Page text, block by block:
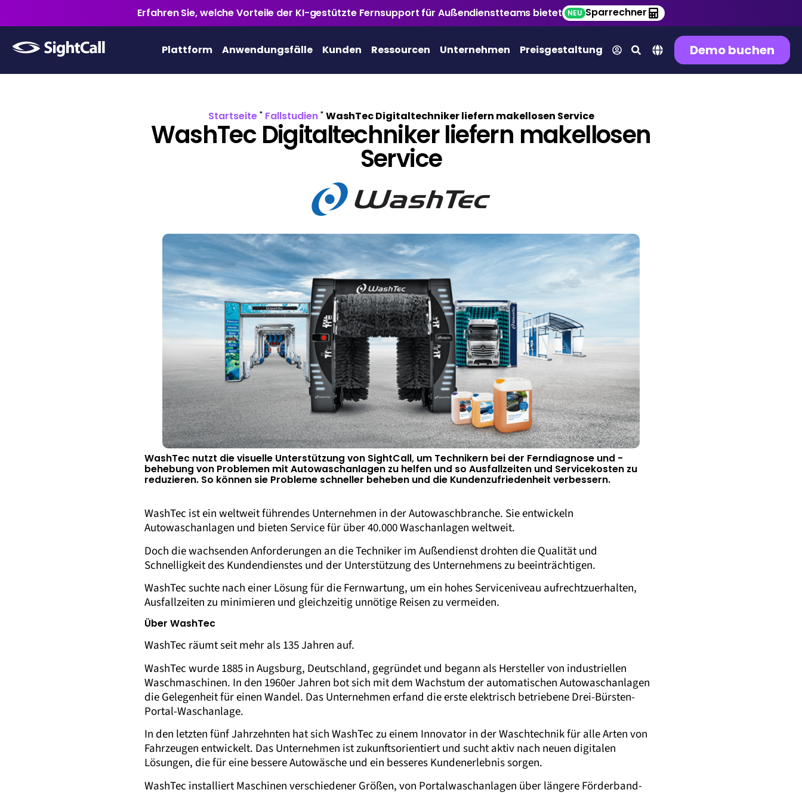
Erfahren Sie, welche Vorteile der KI-gestützte Fernsupport für Außendienstteams bietet NEU Sparrechner
Plattform Anwendungsfälle Kunden Ressourcen Unternehmen Preisgestaltung Demo buchen
Startseite" Fallstudien"WashTec Digitaltechniker liefern makellosen Service
WashTec Digitaltechniker liefern makellosen
Service
WashTec nutzt die visuelle Unterstützung von SightCall, um Technikern bei der Ferndiagnose und -
behebung von Problemen mit Autowaschanlagen zu helfen und so Ausfallzeiten und Servicekosten zu
reduzieren. So können sie Probleme schneller beheben und die Kundenzufriedenheit verbessern.
WashTec ist ein weltweit führendes Unternehmen in der Autowaschbranche. Sie entwickeln
Autowaschanlagen und bieten Service für über 40.000 Waschanlagen weltweit.
Doch die wachsenden Anforderungen an die Techniker im Außendienst drohten die Qualität und
Schnelligkeit des Kundendienstes und der Unterstützung des Unternehmens zu beeinträchtigen.
WashTec suchte nach einer Lösung für die Fernwartung, um ein hohes Serviceniveau aufrechtzuerhalten,
Ausfallzeiten zu minimieren und gleichzeitig unnötige Reisen zu vermeiden.
Über WashTec
WashTec räumt seit mehr als 135 Jahren auf.
WashTec wurde 1885 in Augsburg, Deutschland, gegründet und begann als Hersteller von industriellen
Waschmaschinen. In den 1960er Jahren bot sich mit dem Wachstum der automatischen Autowaschanlagen
die Gelegenheit für einen Wandel. Das Unternehmen erfand die erste elektrisch betriebene Drei-Bürsten-
Portal-Waschanlage.
In den letzten fünf Jahrzehnten hat sich WashTec zu einem Innovator in der Waschtechnik für alle Arten von
Fahrzeugen entwickelt. Das Unternehmen ist zukunftsorientiert und sucht aktiv nach neuen digitalen
Lösungen, die für eine bessere Autowäsche und ein besseres Kundenerlebnis sorgen.
WashTec installiert Maschinen verschiedener Größen, von Portalwaschanlagen über längere Förderband-